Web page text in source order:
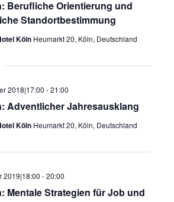
Berufliche Orientierung und
Standortbestimmung
Köln Heumarkt 20, Köln, Deutschland
Adventlicher Jahresausklang
2018|17:00 -21:00
Köln Heumarkt 20, Köln, Deutschland
Mentale Strategien für Job und
2019|18:00 -20:00